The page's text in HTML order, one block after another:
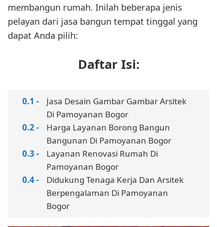
membangun rumah. Inilah beberapa jenis
pelayan dari jasa bangun tempat tinggal yang
dapat Anda pilih:
Daftar Isi:
Jasa Desain Gambar Gambar Arsitek
Di Pamoyanan Bogor
Harga Layanan Borong Bangun
Bangunan Di Pamoyanan Bogor
Layanan Renovasi Rumah Di
Pamoyanan Bogor
Didukung Tenaga Kerja Dan Arsitek
Berpengalaman Di Pamoyanan
Bogor